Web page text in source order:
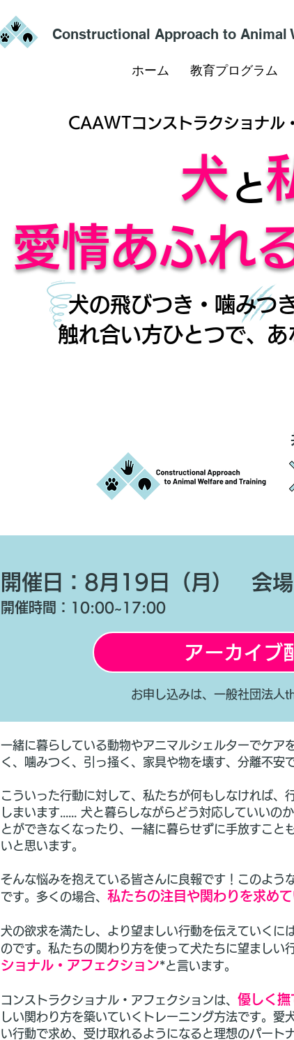
Constructional Approach to Animal
ホーム 教育プログラム
CAAWTコンストラクショナ
犬 と
愛情あふれ
犬の飛びつき・噛みつ
触れ合い方ひとつで、あ
開催日：8月19日（月） 会
開催時間：10:00~17:00
アーカイブ
お申し込みは、 一般社団法人
一緒に暮らしている動物やアニマルシェルターでケア
く、噛みつく、引っ掻く、家具や物を壊す、分離不安
こういった行動に対して、私たちが何もしなければ
しまいます...... 犬と暮らしながらどう対応していいの
とができなくなったり、一緒に暮らせずに手放すこ
いと思います。
そんな悩みを抱えている皆さんに良報です！このよう
です。多くの場合、 私たちの注目や関わりを求め
犬の欲求を満たし、より望ましい行動を伝えていくに
のです。私たちの関わり方を使って犬たちに望ましい
ショナル・アフェクション*と言います。
コンストラクショナル・アフェクションは、 優しく撫
しい関わり方を築いていくトレーニング方法です。
い行動で求め、受け取れるようになると理想のパート